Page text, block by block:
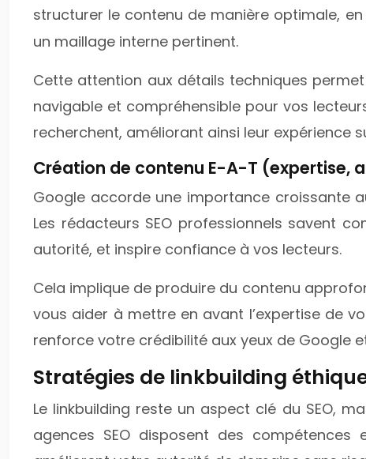
structurer le contenu de manière optimale,
un maillage interne pertinent.
Cette attention aux détails techniques
navigable et compréhensible pour vos
recherchent, améliorant ainsi leur expérience
Création de contenu E-A-T (expertise,
Google accorde une importance croissante
Les rédacteurs SEO professionnels savent
autorité, et inspire confiance à vos lecteurs.
Cela implique de produire du contenu
vous aider à mettre en avant l’expertise de
renforce votre crédibilité aux yeux de Google
Stratégies de linkbuilding
Le linkbuilding reste un aspect clé du SEO,
agences SEO disposent des